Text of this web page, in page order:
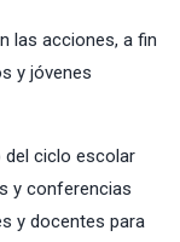
las acciones, a fin
y jóvenes
del ciclo escolar
y conferencias
y docentes para